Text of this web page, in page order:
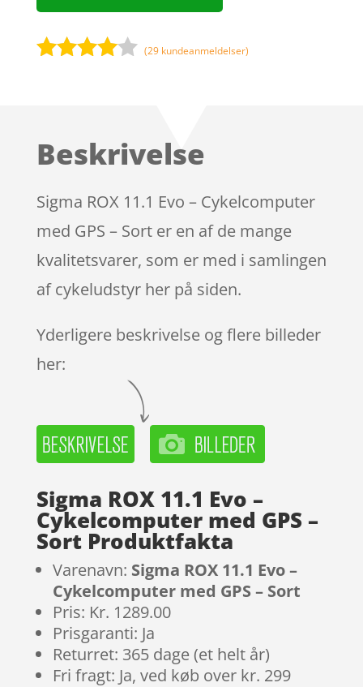
på
ømmels
er
(29 kundeanmeldelser)
Beskrivelse
Sigma ROX 11.1 Evo – Cykelcomputer
med GPS – Sort er en af de mange
kvalitetsvarer, som er med i samlingen
af cykeludstyr her på siden.
Yderligere beskrivelse og flere billeder
her:
Sigma ROX 11.1 Evo –
Cykelcomputer med GPS –
Sort Produktfakta
Varenavn: Sigma ROX 11.1 Evo –
Cykelcomputer med GPS – Sort
Pris: Kr. 1289.00
Prisgaranti: Ja
Returret: 365 dage (et helt år)
Fri fragt: Ja, ved køb over kr. 299